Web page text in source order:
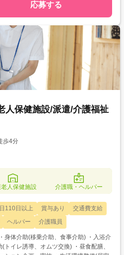
応募する
人保健施設/派遣/介護福祉
歩4分
人保健施設 介護職・ヘルパー
110日以上 賞与あり
交通費支給
ヘルパー 介護職員
イレ誘導、オムツ交換) ・昼食配膳、